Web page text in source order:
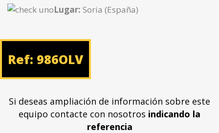
Lugar: Soria (España)
Ref: 986OLV
Si deseas ampliación de información sobre este
equipo contacte con nosotros indicando la
referencia